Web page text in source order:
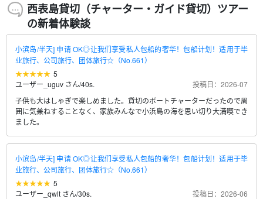
西表島貸切（チャーター・ガイド貸切）ツアー
の新着体験談
小滨岛/半天] 申请 OK◎让我们享受私人包船的奢华！包船计划！适用于毕
业旅行、公司旅行、团体旅行☆（No.661）
5
ユーザー_uguv さん/40s.
投稿日：2026-07
子供も大はしゃぎで楽しめました。貸切のボートチャーターだったので周
囲に気兼ねすることなく、家族みんなで小浜島の海を思い切り大満喫でき
ました。
小滨岛/半天] 申请 OK◎让我们享受私人包船的奢华！包船计划！适用于毕
业旅行、公司旅行、团体旅行☆（No.661）
5
ユーザー_qwlt さん/30s.
投稿日：2026-06